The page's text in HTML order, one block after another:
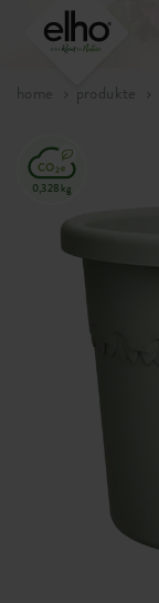
home produkte
0,328kg